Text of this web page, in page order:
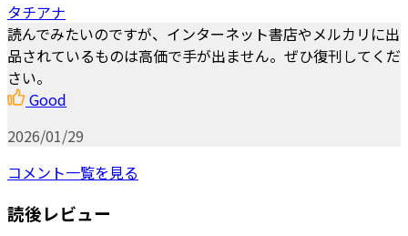
タチアナ
読んでみたいのですが、インターネット書店やメルカリに出
品されているものは高価で手が出ません。ぜひ復刊してくだ
さい。
Good
2026/01/29
コメント一覧を見る
読後レビュー